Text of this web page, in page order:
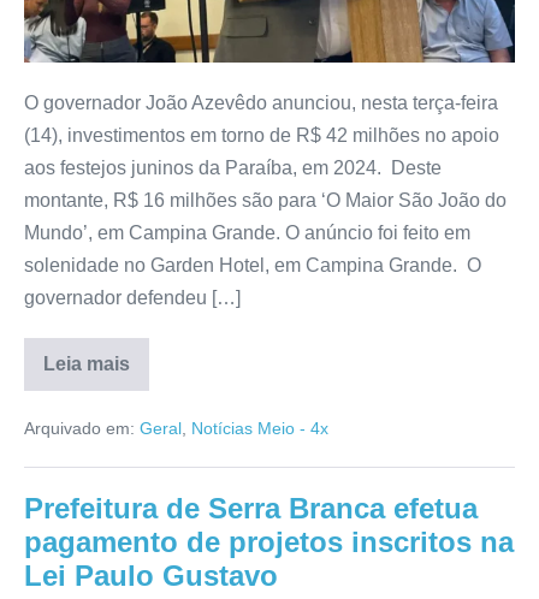
O governador João Azevêdo anunciou, nesta terça-feira
(14), investimentos em torno de R$ 42 milhões no apoio
aos festejos juninos da Paraíba, em 2024. Deste
montante, R$ 16 milhões são para ‘O Maior São João do
Mundo’, em Campina Grande. O anúncio foi feito em
solenidade no Garden Hotel, em Campina Grande. O
governador defendeu […]
Leia mais
Arquivado em: Geral, Notícias Meio - 4x
Prefeitura de Serra Branca efetua
pagamento de projetos inscritos na
Lei Paulo Gustavo